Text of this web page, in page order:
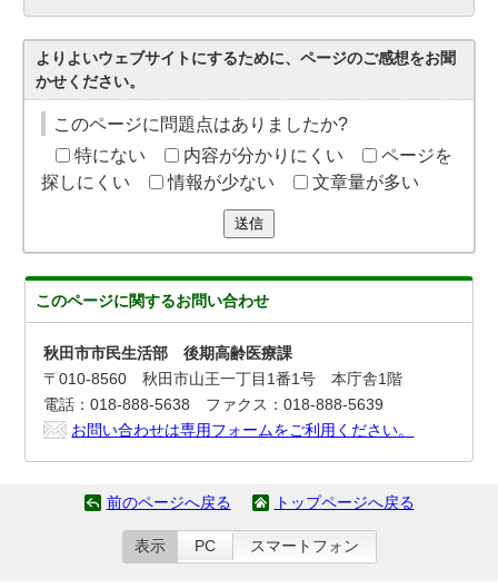
よりよいウェブサイトにするために、ページのご感想をお聞
かせください。
このページに問題点はありましたか?
特にない
内容が分かりにくい
ページを
探しにくい
情報が少ない 文章量が多い
送信
このページに関するお問い合わせ
秋田市市民生活部 後期高齢医療課
〒010-8560 秋田市山王一丁目1番1号 本庁舎1階
電話：018-888-5638 ファクス：018-888-5639
お問い合わせは専用フォームをご利用ください。
前のページへ戻る トップページへ戻る
表示 PC スマートフォン